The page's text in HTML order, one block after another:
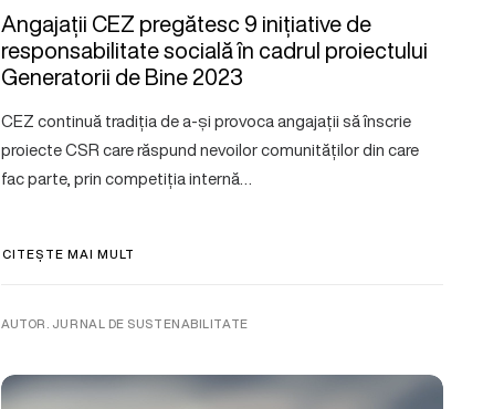
Angajații CEZ pregătesc 9 inițiative de
responsabilitate socială în cadrul proiectului
Generatorii de Bine 2023
CEZ continuă tradiția de a-și provoca angajații să înscrie
proiecte CSR care răspund nevoilor comunităților din care
fac parte, prin competiția internă…
CITEȘTE MAI MULT
AUTOR. JURNAL DE SUSTENABILITATE